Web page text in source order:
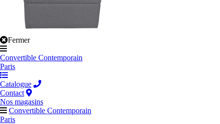
Fermer
Convertible Contemporain
Paris
Catalogue
Contact
Nos magasins
Convertible Contemporain
Paris